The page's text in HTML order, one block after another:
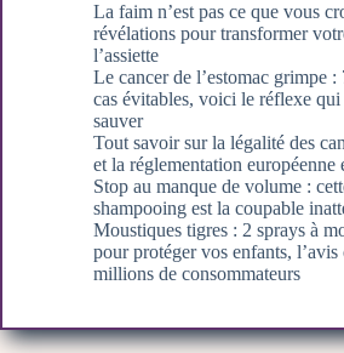
La faim n’est pas ce que vous
révélations pour transformer
l’assiette
Le cancer de l’estomac grimpe :
cas évitables, voici le réflexe
sauver
Tout savoir sur la légalité des
et la réglementation européenne
Stop au manque de volume :
shampooing est la coupable
Moustiques tigres : 2 sprays à
pour protéger vos enfants, l’avis
millions de consommateurs